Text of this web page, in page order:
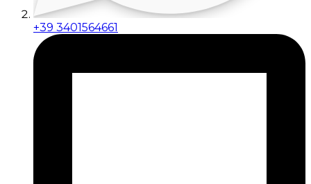
+39 3401564661